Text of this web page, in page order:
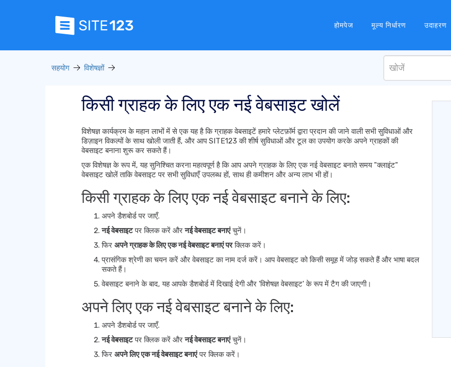
होमपेज मूल्य निर्धारण उदाहरण
सहयोग विशेषज्ञों
किसी ग्राहक के लिए एक नई वेबसाइट खोलें
विशेषज्ञ कार्यक्रम के महान लाभों में से एक यह है कि ग्राहक वेबसाइटें हमारे प्लेटफ़ॉर्म द्वारा प्रदान की जाने वाली सभी सुविधाओं और
डिज़ाइन विकल्पों के साथ खोली जाती हैं, और आप SITE123 की शीर्ष सुविधाओं और टूल का उपयोग करके अपने ग्राहकों की
वेबसाइट बनाना शुरू कर सकते हैं।
एक विशेषज्ञ के रूप में, यह सुनिश्चित करना महत्वपूर्ण है कि आप अपने ग्राहक के लिए एक नई वेबसाइट बनाते समय "क्लाइंट"
वेबसाइट खोलें ताकि वेबसाइट पर सभी सुविधाएँ उपलब्ध हों, साथ ही कमीशन और अन्य लाभ भी हों।
किसी ग्राहक के लिए एक नई वेबसाइट बनाने के लिए:
अपने डैशबोर्ड पर जाएँ.
नई वेबसाइटपर क्लिक करें औरनई वेबसाइट बनाएंचुनें।
फिर अपने ग्राहक के लिए एक नई वेबसाइट बनाएं परक्लिक करें।
प्रासंगिक श्रेणी का चयन करें और वेबसाइट का नाम दर्ज करें। आप वेबसाइट को किसी समूह में जोड़ सकते हैं और भाषा बदल
सकते हैं।
वेबसाइट बनाने के बाद, यह आपके डैशबोर्ड में दिखाई देगी और 'विशेषज्ञ वेबसाइट' के रूप में टैग की जाएगी।
अपने लिए एक नई वेबसाइट बनाने के लिए:
अपने डैशबोर्ड पर जाएँ.
नई वेबसाइटपर क्लिक करें औरनई वेबसाइट बनाएंचुनें।
फिर अपने लिए एक नई वेबसाइट बनाएंपर क्लिक करें।